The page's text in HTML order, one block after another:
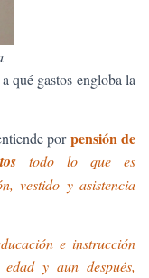
qué gastos engloba la
porpensión de
todo lo que es
vestido y asistencia
e instrucción
y aun después,